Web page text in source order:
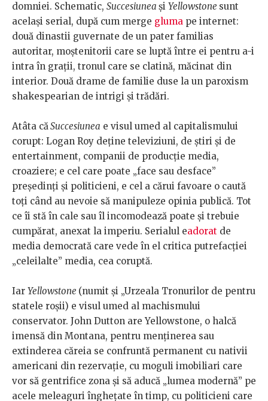
domniei. Schematic, Succesiunea și Yellowstone sunt
același serial, după cum merge gluma pe internet:
două dinastii guvernate de un pater familias
autoritar, moștenitorii care se luptă între ei pentru a-i
intra în grații, tronul care se clatină, măcinat din
interior. Două drame de familie duse la un paroxism
shakespearian de intrigi și trădări.
Atâta căSuccesiunea e visul umed al capitalismului
corupt: Logan Roy deține televiziuni, de știri și de
entertainment, companii de producție media,
croaziere; e cel care poate „face sau desface”
președinți și politicieni, e cel a cărui favoare o caută
toți când au nevoie să manipuleze opinia publică. Tot
ce îi stă în cale sau îl incomodează poate și trebuie
cumpărat, anexat la imperiu. Serialul eadorat de
media democrată care vede în el critica putrefacției
„celeilalte” media, cea coruptă.
Iar Yellowstone (numit și „Urzeala Tronurilor de pentru
statele roșii) e visul umed al machismului
conservator. John Dutton are Yellowstone, o halcă
imensă din Montana, pentru menținerea sau
extinderea căreia se confruntă permanent cu nativii
americani din rezervație, cu moguli imobiliari care
vor să gentrifice zona și să aducă „lumea modernă” pe
acele meleaguri înghețate în timp, cu politicieni care